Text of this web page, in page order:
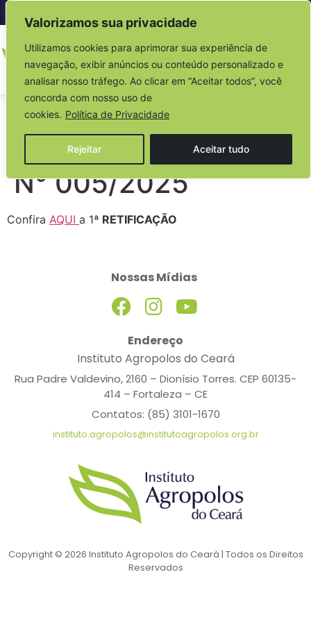
Valorizamos sua privacidade
Utilizamos cookies para aprimorar sua experiência de
navegação, exibir anúncios ou conteúdo personalizado e
analisar nosso tráfego. Ao clicar em “Aceitar todos”, você
concorda com nosso uso de
cookies. Política de Privacidade
Rejeitar Aceitar tudo
EDITAL DE
CREDENCIAMENTO
N° 005/2025
Confira AQUI a 1ª RETIFICAÇÃO
Endereço
Instituto Agropolos do Ceará
Rua Padre Valdevino, 2160 – Dionísio Torres. CEP 60135-
414 – Fortaleza – CE
Contatos: (85) 3101-1670
instituto.agropolos@institutoagropolos.org.br
Nossas Mídias
Copyright © 2026 Instituto Agropolos do Ceará | Todos os Direitos
Reservados